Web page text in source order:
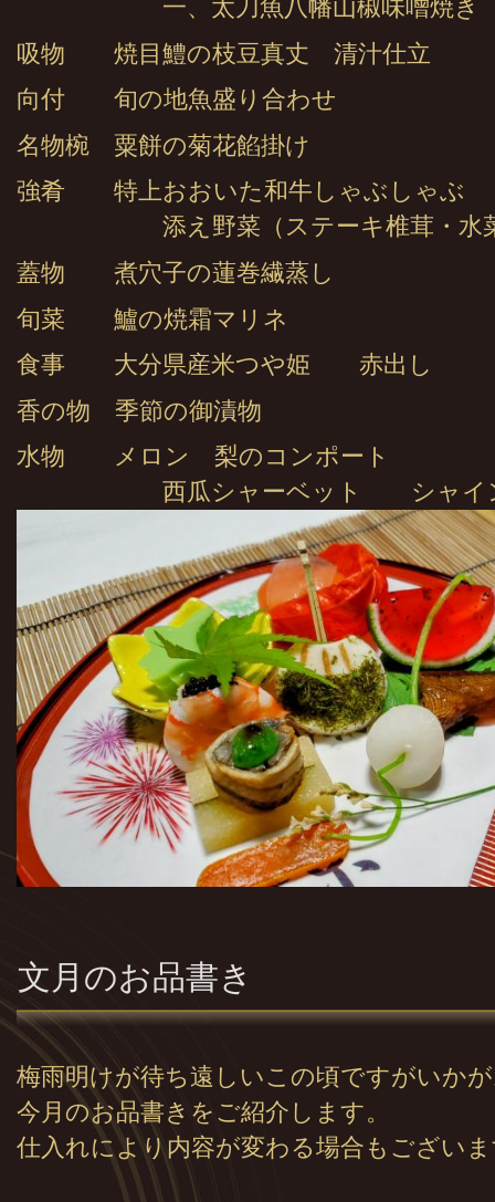
一、太刀魚八幡山椒味噌焼き
吸物 焼目鱧の枝豆真丈 清汁仕立
向付 旬の地魚盛り合わせ
名物椀 粟餅の菊花餡掛け
強肴 特上おおいた和牛しゃぶしゃぶ
添え野菜（ステーキ椎茸・水菜
蓋物 煮穴子の蓮巻繊蒸し
旬菜 鱸の焼霜マリネ
食事 大分県産米つや姫 赤出し
香の物 季節の御漬物
水物 メロン 梨のコンポート
西瓜シャーベット シャイン
文月のお品書き
梅雨明けが待ち遠しいこの頃ですがいか
今月のお品書きをご紹介します。
仕入れにより内容が変わる場合もござい